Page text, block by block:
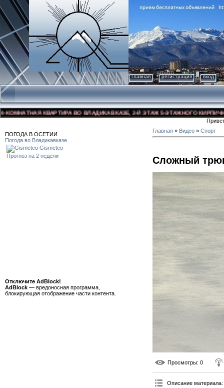
главная регистрация вход
КВАРТИРА ВО ВЛАДИКАВКАЗЕ, 3-Й ЭТАЖ 5-ЭТАЖНОГО
ПОГОДА В ОСЕТИИ
Погода во Владикавказе
Gismeteo
Прогноз на 2 недели
Отключите AdBlock!
AdBlock — вредоносная программа,
блокирующая отображение части контента.
Главная » Видео » Спорт
Сложный
Просмотры: 0
Описание материала: